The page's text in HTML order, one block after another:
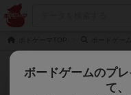
ボードゲームのプ
て、